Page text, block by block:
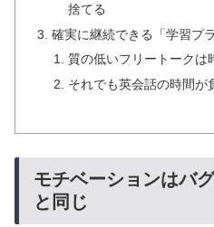
捨てる
確実に継続できる「学習プ
質の低いフリートークは
それでも英会話の時間が
モチベーションはバ
と同じ